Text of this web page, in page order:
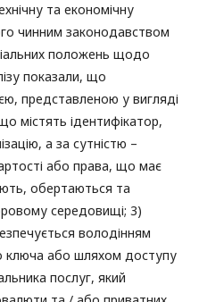
та економічну
чинним законодавством
положень щодо
показали, що
представленою у вигляді
містять ідентифікатор,
а за сутністю –
або права, що має
обертаються та
середовищі; 3)
володінням
ключа або шляхом доступу
послуг, який